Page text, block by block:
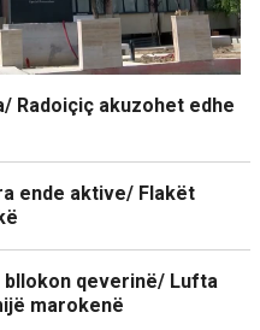
Radoiçiç akuzohet edhe
ende aktive/ Flakët
bllokon qeverinë/ Lufta
marokenë